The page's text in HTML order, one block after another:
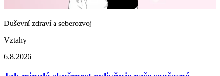
Duševní zdraví a seberozvoj
Vztahy
6.8.2026